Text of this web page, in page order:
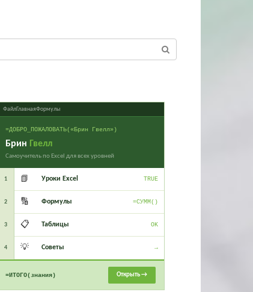
ФайлГлавнаяФормулы
=ДОБРО_ПОЖАЛОВАТЬ(«Брин Гвелл»)
Брин Гвелл
Самоучитель по Excel для всех уровней
1 📗 Уроки Excel TRUE
2 🔢 Формулы =СУММ()
3 📋 Таблицы OK
4 💡 Советы →
=ИТОГО(знания) Открыть →